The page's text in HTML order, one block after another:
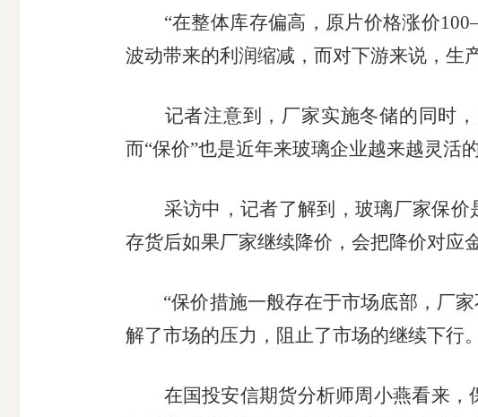
“在整体库存偏高，原片价格涨价100
波动带来的利润缩减，而对下游来说，生
记者注意到，厂家实施冬储的同时
而“保价”也是近年来玻璃企业越来越灵活
采访中，记者了解到，玻璃厂家保
存货后如果厂家继续降价，会把降价对应
“保价措施一般存在于市场底部，厂
解了市场的压力，阻止了市场的继续下行
在国投安信期货分析师周小燕看来，